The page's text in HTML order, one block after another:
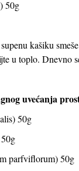
50g
kašiku
u toplo. Dnevno
uvećanja
50g
parfviflorum) 50g